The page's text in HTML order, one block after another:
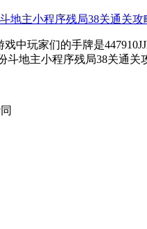
地主小程序残局38关通关攻
中玩家们的手牌是
地主小程序残局38关通关